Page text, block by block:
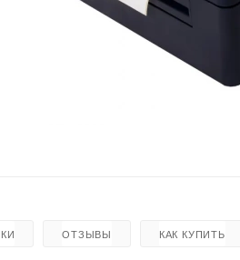
ОТЗЫВЫ КАК КУПИТЬ